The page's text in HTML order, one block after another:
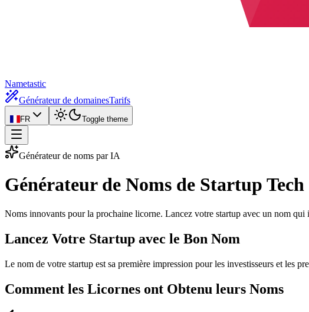
Nametastic
Générateur de domainesTarifs
FR Toggle theme
Générateur de noms par IA
Générateur de Noms de Startup Tech
Noms innovants pour la prochaine licorne. Lancez votre startup avec un nom qui
Lancez Votre Startup avec le Bon Nom
Le nom de votre startup est sa première impression pour les investisseurs et les
Comment les Licornes ont Obtenu leurs Noms